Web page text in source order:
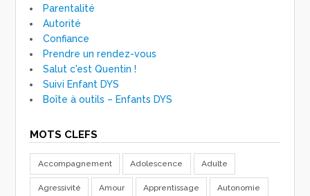
Parentalité
Autorité
Confiance
Prendre un rendez-vous
Salut c'est Quentin !
Suivi Enfant DYS
Boîte à outils – Enfants DYS
MOTS CLEFS
Accompagnement Adolescence Adulte
Agressivité Amour Apprentissage Autonomie